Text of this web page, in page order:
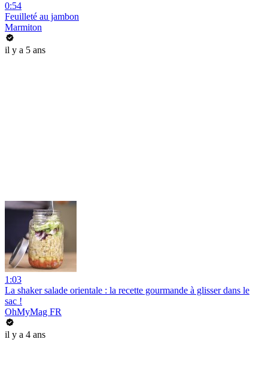
0:54
Feuilleté au jambon
Marmiton
il y a 5 ans
1:03
La shaker salade orientale : la recette gourmande à glisser dans le
sac !
OhMyMag FR
il y a 4 ans